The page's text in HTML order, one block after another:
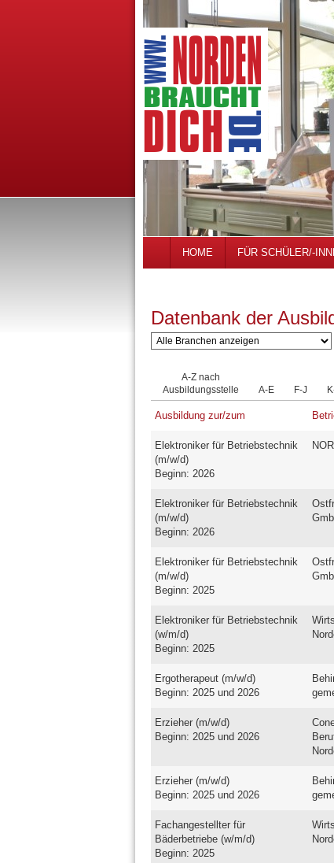
HOME FÜR SCHÜLER/-
Datenbank der
A-Z nach
Ausbildungsstelle
A-E F-J
Ausbildung zur/zum
Elektroniker für Betriebstechnik
(m/w/d)
Beginn: 2026
Elektroniker für Betriebstechnik
(m/w/d)
Beginn: 2026
Elektroniker für Betriebstechnik
(m/w/d)
Beginn: 2025
Elektroniker für Betriebstechnik
(w/m/d)
Beginn: 2025
Ergotherapeut (m/w/d)
Beginn: 2025 und 2026
Erzieher (m/w/d)
Beginn: 2025 und 2026
Erzieher (m/w/d)
Beginn: 2025 und 2026
Fachangestellter für
Bäderbetriebe (w/m/d)
Beginn: 2025